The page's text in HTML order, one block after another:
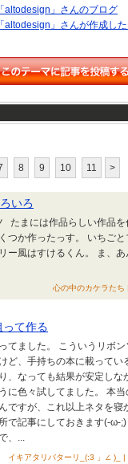
「altodesign」さんのブログ
「altodesign」さんが作成し
8 9 10 11 >
いろ
たまには作品らしい作品を
つか作ったっす。 いちご
ー風はすけるくん。 ま、
心の中のカケラた
て作る
てました。 こういうリボン
ど、手持ちの本に載ってい
、なっても結果が安定しな
に色々試してました。 本
ですが、これ以上ネタを寝
で記事にしておきます(-ω-;)
、...
イキアタリバターリ_(:3 」∠ )_